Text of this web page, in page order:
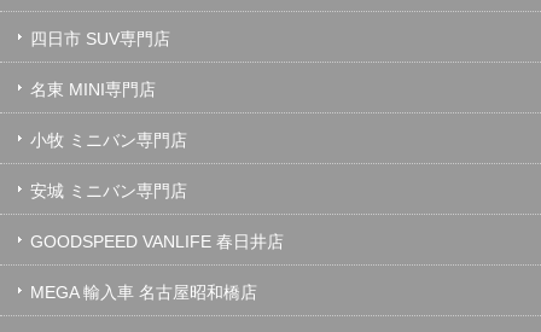
四日市 SUV専門店
名東 MINI専門店
小牧 ミニバン専門店
安城 ミニバン専門店
GOODSPEED VANLIFE 春日井店
MEGA 輸入車 名古屋昭和橋店